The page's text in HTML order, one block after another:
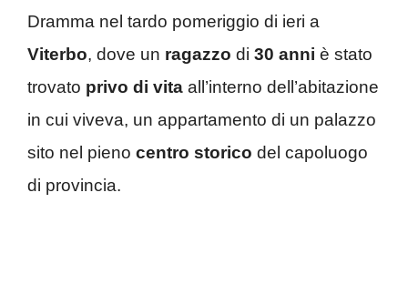
Dramma nel tardo pomeriggio di ieri a
Viterbo, dove un ragazzo di 30 anni è stato
trovato privo di vita all’interno dell’abitazione
in cui viveva, un appartamento di un palazzo
sito nel pieno centro storico del capoluogo
di provincia.